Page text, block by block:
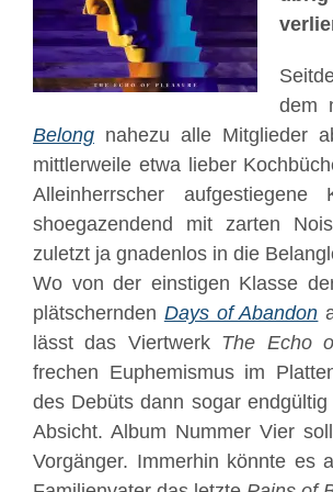
dem
Belong nahezu alle Mitglieder
mittlerweile etwa lieber
Alleinherrscher
shoegazendend mit zarten
zuletzt ja gnadenlos in die
Wo von der einstigen Klasse
plätschernden Days of Abandon
lässt das ViertwerkThe Echo
frechen Euphemismus im
des Debüts dann sogar
Absicht. Album Nummer Vier
Vorgänger. Immerhin könnte es